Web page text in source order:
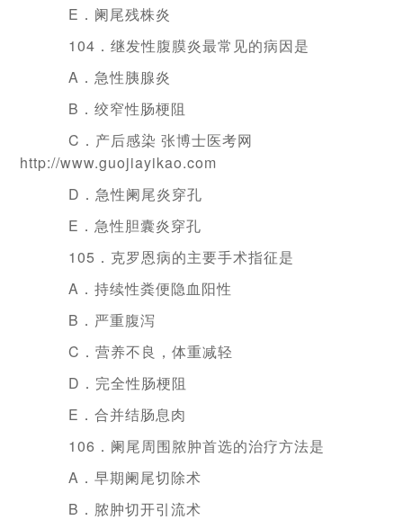
E．阑尾残株炎
104．继发性腹膜炎最常见的病因是
A．急性胰腺炎
B．绞窄性肠梗阻
C．产后感染 张博士医考网
http://www.guojiayikao.com
D．急性阑尾炎穿孔
E．急性胆囊炎穿孔
105．克罗恩病的主要手术指征是
A．持续性粪便隐血阳性
B．严重腹泻
C．营养不良，体重减轻
D．完全性肠梗阻
E．合并结肠息肉
106．阑尾周围脓肿首选的治疗方法是
A．早期阑尾切除术
B．脓肿切开引流术